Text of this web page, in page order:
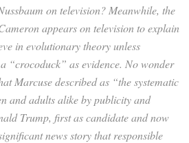
on television? Meanwhile, the
appears on television to explain
in evolutionary theory unless
“crocoduck” as evidence. No wonder
Marcuse described as “the systematic
and adults alike by publicity and
Trump, first as candidate and now
news story that responsible